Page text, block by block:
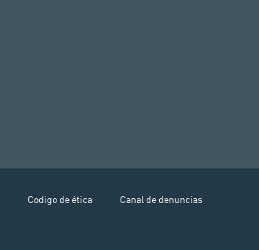
Codigo de ética Canal de denuncias